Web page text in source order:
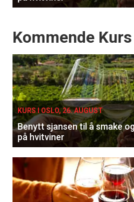
Events
Kommende Kurs
KURS I OSLO, 26. AUGUST
Benytt sjansen til å smake
på hvitviner